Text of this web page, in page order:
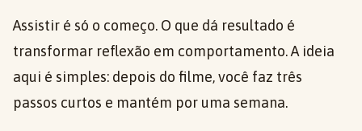
Assistir é só o começo. O que dá resultado é
transformar reflexão em comportamento. A ideia
aqui é simples: depois do filme, você faz três
passos curtos e mantém por uma semana.